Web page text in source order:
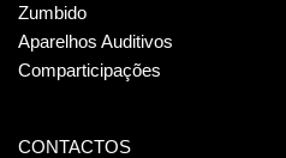
Zumbido
Aparelhos Auditivos
Comparticipações
CONTACTOS